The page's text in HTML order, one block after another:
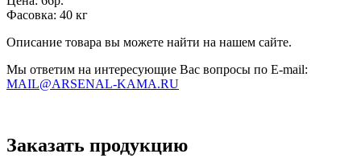
Фасовка: 40 кг
Описание товара вы можете найти на нашем сайте.
Мы ответим на интересующие Вас вопросы по E-mail:
MAIL@ARSENAL-KAMA.RU
Заказать продукцию